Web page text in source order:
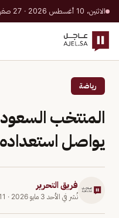
الاثنين، 10 أغسطس 2026 · 27 صفر 1448 هـ
رياضة
يواصل
فريق التحرير
نُشر في الأحد 3 مايو 2026 ·